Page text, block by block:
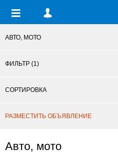
АВТО, МОТО
ФИЛЬТР (1)
СОРТИРОВКА
РАЗМЕСТИТЬ ОБЪЯВЛЕНИЕ
Авто, мото